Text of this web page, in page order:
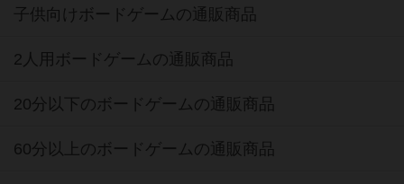
子供向けボードゲームの通販商品
2人用ボードゲームの通販商品
20分以下のボードゲームの通販商品
60分以上のボードゲームの通販商品